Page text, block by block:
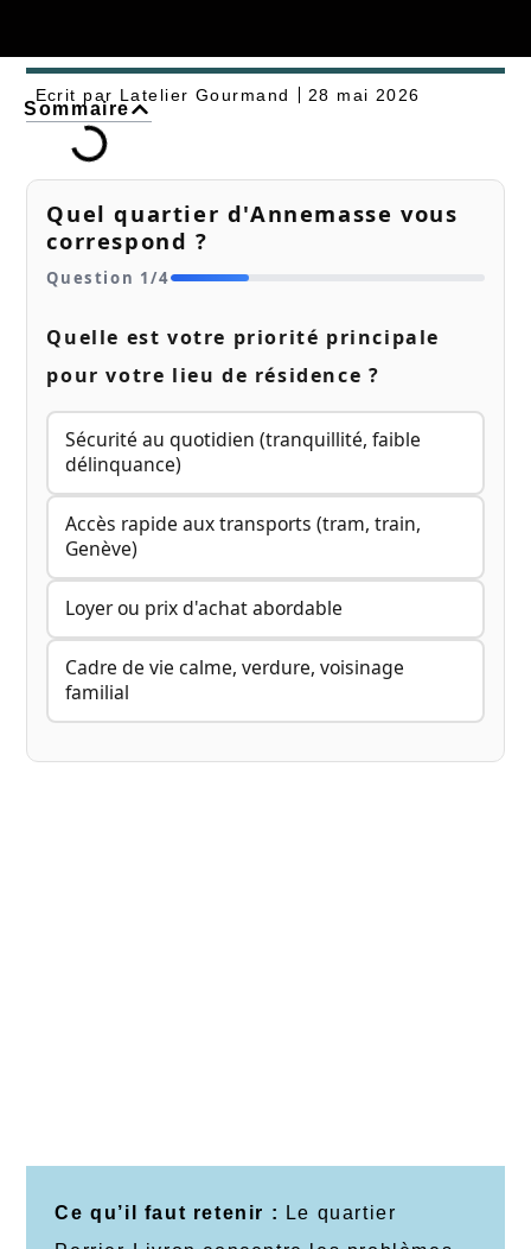
Ecrit par Latelier Gourmand 28 mai 2026
Sommaire
Quel quartier d'Annemasse vous
correspond ?
Question 1/4
Quelle est votre priorité principale
pour votre lieu de résidence ?
Sécurité au quotidien (tranquillité, faible
délinquance)
Accès rapide aux transports (tram, train,
Genève)
Loyer ou prix d'achat abordable
Cadre de vie calme, verdure, voisinage
familial
Ce qu’il faut retenir :
Le quartier